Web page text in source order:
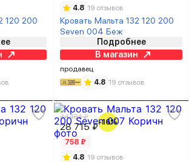
120 200
4.8 19 отзывов
Кровать Мальта 132 120 200
Seven 004 Беж
Подробнее
В магазин
продавец
4.8 19 отзывов
34 184 ₽
28 715 ₽-16%
758 ₽
4.8 19 отзывов